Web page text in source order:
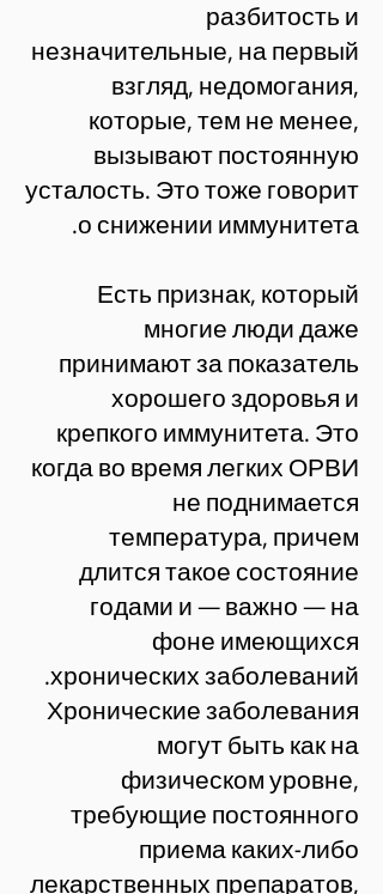
разбитость и
незначительные, на первый
взгляд, недомогания,
которые, тем не менее,
вызывают постоянную
усталость. Это тоже говорит
о снижении иммунитета.
Есть признак, который
многие люди даже
принимают за показатель
хорошего здоровья и
крепкого иммунитета. Это
когда во время легких ОРВИ
не поднимается
температура, причем
длится такое состояние
годами и — важно — на
фоне имеющихся
хронических заболеваний.
Хронические заболевания
могут быть как на
физическом уровне,
требующие постоянного
приема каких-либо
лекарственных препаратов,